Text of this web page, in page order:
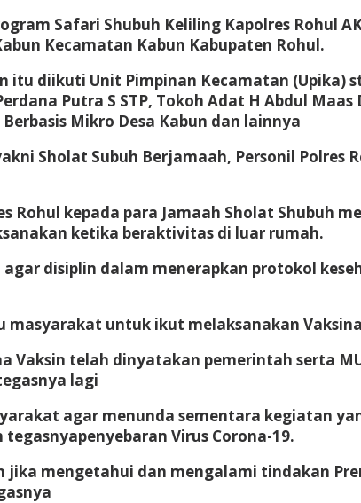
Safari Shubuh Keliling Kapolres Rohul
Kecamatan Kabun Kabupaten Rohul.
itu diikuti Unit Pimpinan Kecamatan (Upika)
Putra S STP, Tokoh Adat H Abdul
Mikro Desa Kabun dan lainnya
Sholat Subuh Berjamaah, Personil
Rohul kepada para Jamaah Sholat Shubuh
ketika beraktivitas di luar rumah.
disiplin dalam menerapkan protokol
masyarakat untuk ikut melaksanakan
Vaksin telah dinyatakan pemerintah serta
lagi
agar menunda sementara kegiatan
Virus Corona-19.
jika mengetahui dan mengalami tindakan